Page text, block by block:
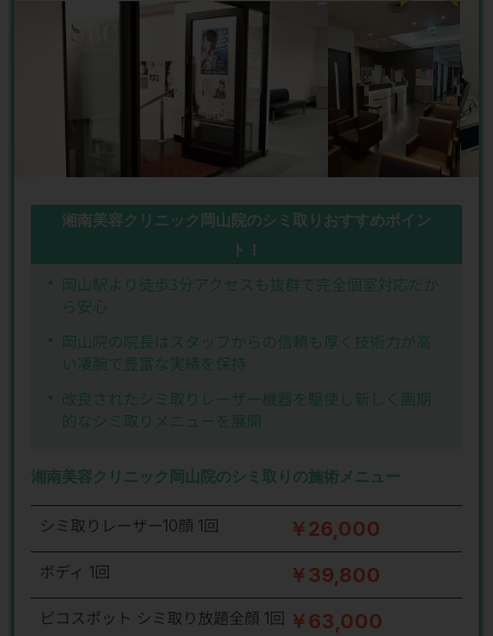
湘南美容クリニック岡山院のシミ取りおすすめポイン
ト！
岡山駅より徒歩3分アクセスも抜群で完全個室対応だか
ら安心
岡山院の院長はスタッフからの信頼も厚く技術力が高
い凄腕で豊富な実績を保持
改良されたシミ取りレーザー機器を駆使し新しく画期
的なシミ取りメニューを展開
湘南美容クリニック岡山院のシミ取りの施術メニュー
シミ取りレーザー10顔 1回 ￥26,000
ボディ 1回 ￥39,800
ピコスポット シミ取り放題全顔 1回 ￥63,000